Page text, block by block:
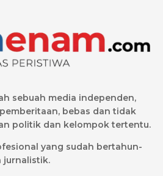
sebuah media independen,
bebas dan tidak
politik dan kelompok tertentu.
yang sudah bertahun-
jurnalistik.